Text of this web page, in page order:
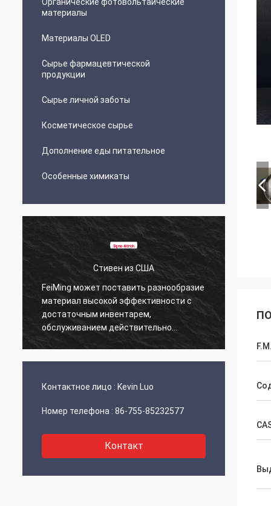
материалы
Материалы OLED
Сырье фармацевтической
продукции
Сырье личной заботы
Косметическое сырье
Дополнение еды питательное
Особенные химикаты
Стивен из США
FeiMing может поставить разнообразие
материал высокой эффективности с
достаточным инвентарем,
обслуживанием действительно
фантастический.
Контактное лицо : Kevin Luo
Номер телефона : 86-755-85232577
Контакт
F.M.